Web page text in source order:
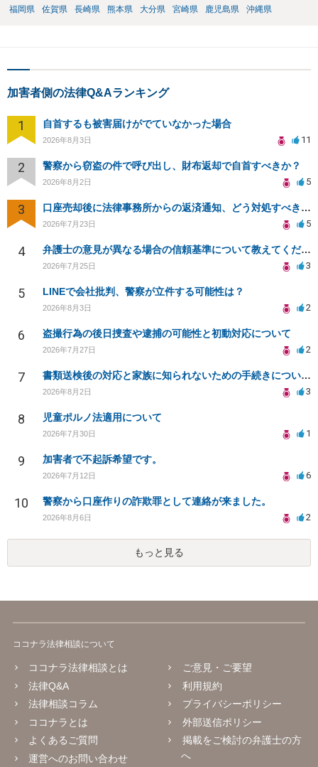
福岡県
佐賀県 長崎県 熊本県 大分県 宮崎県 鹿児島県 沖縄県
加害者側の法律Q&Aランキング
1 自首するも被害届けがでていなかった場合
2026年8月3日 11
2 警察から窃盗の件で呼び出し、財布返却で自首すべきか？
2026年8月2日 5
3 口座売却後に法律事務所からの返済通知、どう対処すべきか？
2026年7月23日 5
4 弁護士の意見が異なる場合の信頼基準について教えてください
2026年7月25日 3
5 LINEで会社批判、警察が立件する可能性は？
2026年8月3日 2
6 盗撮行為の後日捜査や逮捕の可能性と初動対応について
2026年7月27日 2
7 書類送検後の対応と家族に知られないための手続きについて相談
2026年8月2日 3
8 児童ポルノ法適用について
2026年7月30日 1
9 加害者で不起訴希望です。
2026年7月12日 6
10 警察から口座作りの詐欺罪として連絡が来ました。
2026年8月6日 2
もっと見る
ココナラ法律相談について
ココナラ法律相談とは
法律Q&A
法律相談コラム
ココナラとは
よくあるご質問
運営へのお問い合わせ
ご意見・ご要望
利用規約
プライバシーポリシー
外部送信ポリシー
掲載をご検討の弁護士の方
へ